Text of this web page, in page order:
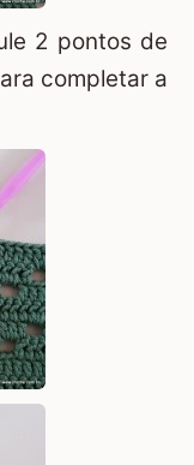
2 pontos de
completar a